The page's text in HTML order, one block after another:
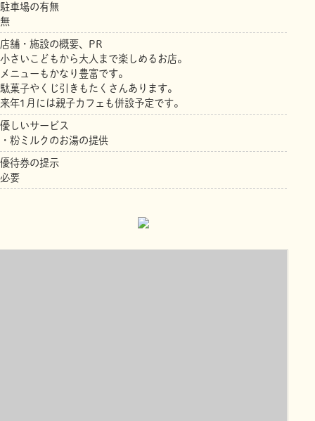
駐車場の有無
無
店舗・施設の概要、PR
小さいこどもから大人まで楽しめるお店。
メニューもかなり豊富です。
駄菓子やくじ引きもたくさんあります。
来年1月には親子カフェも併設予定です。
優しいサービス
・粉ミルクのお湯の提供
優待券の提示
必要